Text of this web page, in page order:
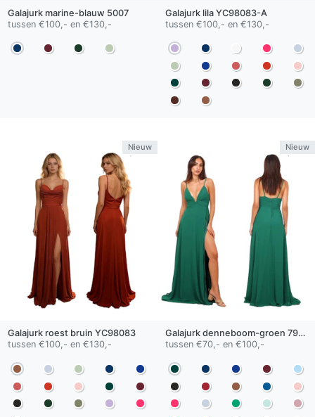
Galajurk marine-blauw 5007
tussen €100,- en €130,-
Galajurk lilaYC98083-A
tussen €100,- en €130,-
Nieuw
Galajurk roest bruin YC98083
tussen €100,- en €130,-
Nieuw
Galajurk denneboom-groen 7926-A
tussen €70,- en €100,-